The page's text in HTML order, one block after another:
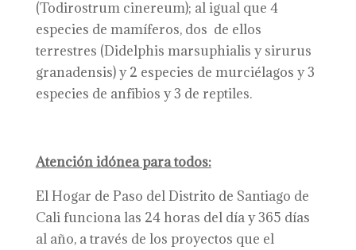
(Todirostrum cinereum); al igual que 4
especies de mamíferos, dos de ellos
terrestres (Didelphis marsuphialis y sirurus
granadensis) y 2 especies de murciélagos y 3
especies de anfibios y 3 de reptiles.
Atención idónea para todos:
El Hogar de Paso del Distrito de Santiago de
Cali funciona las 24 horas del día y 365 días
al año, a través de los proyectos que el